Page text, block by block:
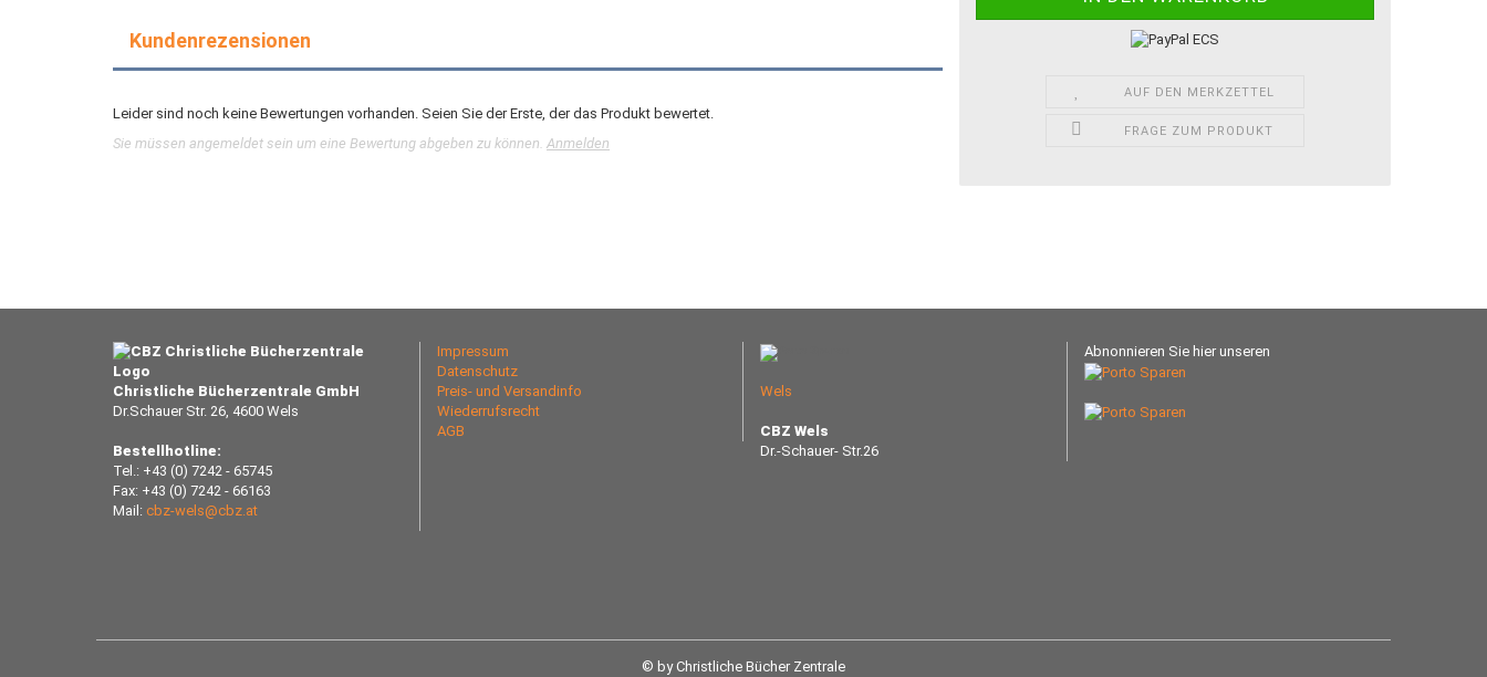
AUF DEN MERKZETTEL
FRAGE ZUM PRODUKT
Kundenrezensionen
Leider sind noch keine Bewertungen vorhanden. Seien Sie der Erste, der das Produkt bewertet.
Sie müssen angemeldet sein um eine Bewertung abgeben zu können. Anmelden
Christliche Bücherzentrale GmbH
Dr.Schauer Str. 26, 4600 Wels
Bestellhotline:
Tel.: +43 (0) 7242 - 65745
Fax: +43 (0) 7242 - 66163
Mail: cbz-wels@cbz.at
Impressum
Datenschutz
Preis- und Versandinfo
Wiederrufsrecht
AGB
Wels
CBZ Wels
Dr.-Schauer- Str.26
Abnonnieren Sie hier unseren
© by Christliche Bücher Zentrale